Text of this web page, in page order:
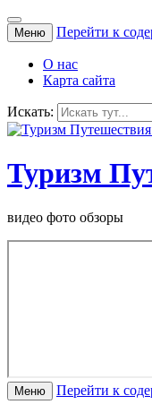
Меню Перейти к
О нас
Карта сайта
Искать:
Туризм
видео фото обзоры
Меню Перейти к